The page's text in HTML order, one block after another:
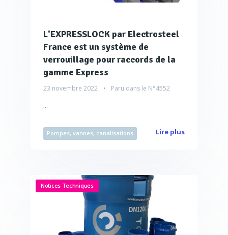
L'EXPRESSLOCK par Electrosteel
France est un système de
verrouillage pour raccords de la
gamme Express
23 novembre 2022 Paru dans le N°4552
...
Pompes, vannes, canalisations Lire plus
Notices Techniques